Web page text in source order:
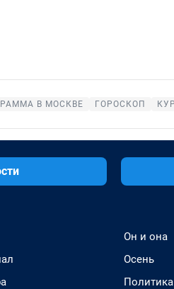
В МОСКВЕ ГОРОСКОП
Он и она
Осень
Политика